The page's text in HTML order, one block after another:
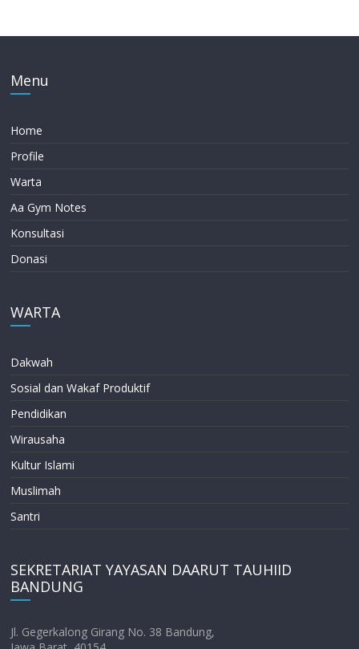
Menu
Home
Profile
Warta
Aa Gym Notes
Konsultasi
Donasi
WARTA
Dakwah
Sosial dan Wakaf Produktif
Pendidikan
Wirausaha
Kultur Islami
Muslimah
Santri
SEKRETARIAT YAYASAN DAARUT TAUHIID
BANDUNG
Jl. Gegerkalong Girang No. 38 Bandung,